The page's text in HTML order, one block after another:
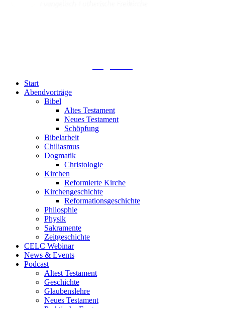
Start
Abendvorträge
Bibel
Altes Testament
Neues Testament
Schöpfung
Bibelarbeit
Chiliasmus
Dogmatik
Christologie
Kirchen
Reformierte Kirche
Kirchengeschichte
Reformationsgeschichte
Philosphie
Physik
Sakramente
Zeitgeschichte
CELC Webinar
News & Events
Podcast
Altest Testament
Geschichte
Glaubenslehre
Neues Testament
Praktische Fragen